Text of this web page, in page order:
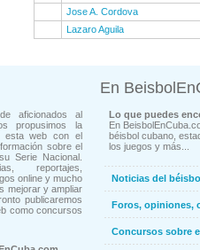
Jose A. Cordova
Lazaro Aguila
aficionados al
propusimos la
esta web con el
sobre el
Serie Nacional.
reportajes,
online y mucho
mejorar y ampliar
publicaremos
como concursos
En
Lo que puedes
En
béisbol cubano,
los juegos y más...
Noticias del
Foros, opiniones,
Concursos sobre